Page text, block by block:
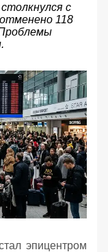
с
118
эпицентром